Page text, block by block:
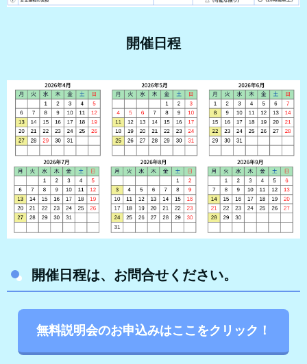
開催日程
開催日程は、お問合せください。
無料説明会のお申込みはここをクリック！